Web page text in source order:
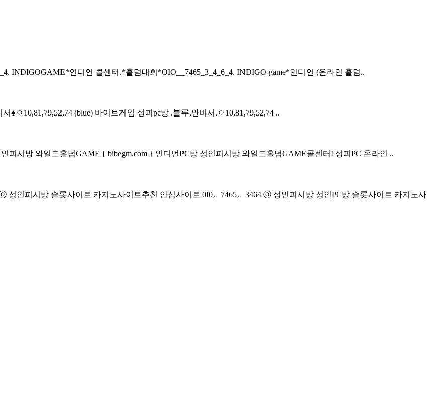
INDIGOGAME*인디언 콜센터.*홀덤대회*OIO__7465_3_4_6_4. INDIGO-game*인디언 (온라인 홀덤..
♠ㅇ10,81,79,52,74 (blue) 바이브게임 성피pc방 .블루,안비서,ㅇ10,81,79,52,74 ..
피시방 와일드홀덤GAME { bibegm.com } 인디언PC방 성인피시방 와일드홀덤GAME콜센터! 성피PC 온라인 ..
성인피시방 슬롯사이트 카지노사이트추천 안심사이트 0I0。7465。3464 ⓞ 성인피시방 성인PC방 슬롯사이트 카지노사